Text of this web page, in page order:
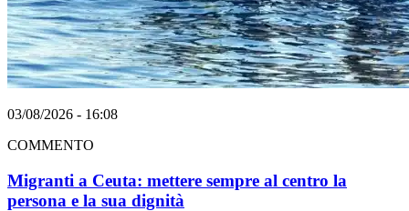
03/08/2026 - 16:08
COMMENTO
Migranti a Ceuta: mettere sempre al centro la
persona e la sua dignità